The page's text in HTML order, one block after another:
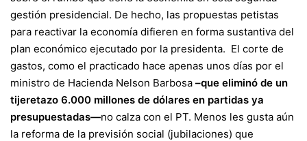
gestión presidencial. De hecho, las propuestas petistas
para reactivar la economía difieren en forma sustantiva del
plan económico ejecutado por la presidenta. El corte de
gastos, como el practicado hace apenas unos días por el
ministro de Hacienda Nelson Barbosa –que eliminó de un
tijeretazo 6.000 millones de dólares en partidas ya
presupuestadas—no calza con el PT. Menos les gusta aún
la reforma de la previsión social (jubilaciones) que